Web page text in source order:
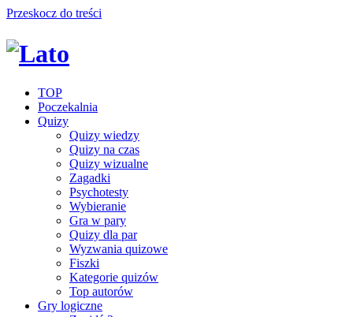
Przeskocz do treści
TOP
Poczekalnia
Quizy
Quizy wiedzy
Quizy na czas
Quizy wizualne
Zagadki
Psychotesty
Wybieranie
Gra w pary
Quizy dla par
Wyzwania quizowe
Fiszki
Kategorie quizów
Top autorów
Gry logiczne